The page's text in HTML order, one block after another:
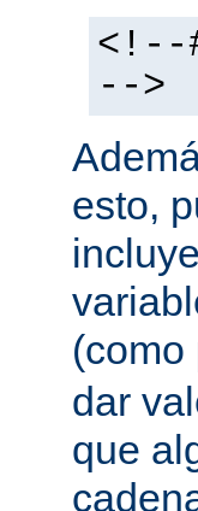
<!--
-->
esto,
(como
dar
que